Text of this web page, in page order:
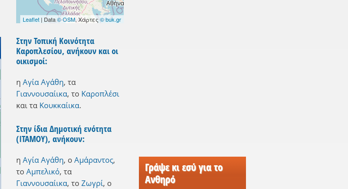
Leaflet| Data© OSM, Χάρτες © buk.gr
Στην Τοπική Κοινότητα
Καροπλεσίου, ανήκουν και οι
οικισμοί:
η Αγία Αγάθη, τα
Γιαννουσαίικα, το Καροπλέσι
και τα Κουκκαίικα.
Στην ίδια Δημοτική ενότητα
(ΙΤΑΜΟΥ), ανήκουν:
η Αγία Αγάθη, ο Αμάραντος,
το Αμπελικό, τα
Γιαννουσαίικα, το Ζωγρί, ο
Γράψε κι εσύ για το
Ανθηρό